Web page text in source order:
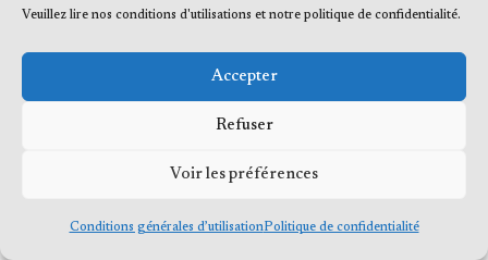
Veuillez lire nos conditions d'utilisations et notre politique de confidentialité.
Accepter
Refuser
Voir les préférences
Conditions générales d’utilisationPolitique de confidentialité